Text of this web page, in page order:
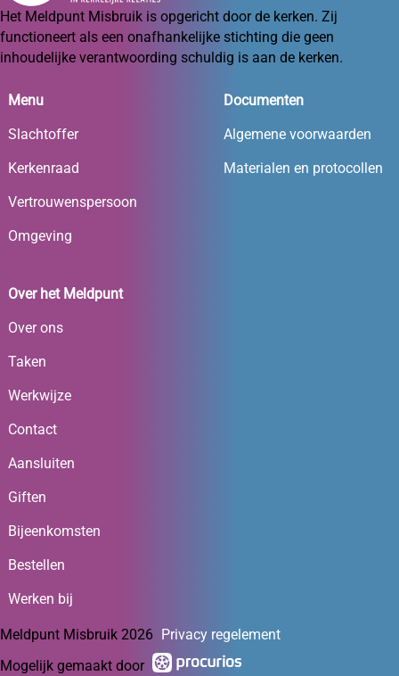
Het Meldpunt Misbruik is opgericht door de kerken. Zij
functioneert als een onafhankelijke stichting die geen
inhoudelijke verantwoording schuldig is aan de kerken.
Menu
Slachtoffer
Kerkenraad
Vertrouwenspersoon
Omgeving
Documenten
Algemene voorwaarden
Materialen en protocollen
Over het Meldpunt
Over ons
Taken
Werkwijze
Contact
Aansluiten
Giften
Bijeenkomsten
Bestellen
Werken bij
Meldpunt Misbruik 2026 Privacy regelement
Mogelijk gemaakt door